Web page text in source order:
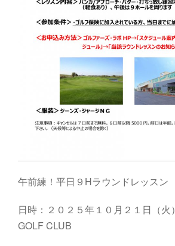
午前練！平日９Hラウンドレッスン
日時：２０２５年１０月２１日（火）
GOLFCLUB